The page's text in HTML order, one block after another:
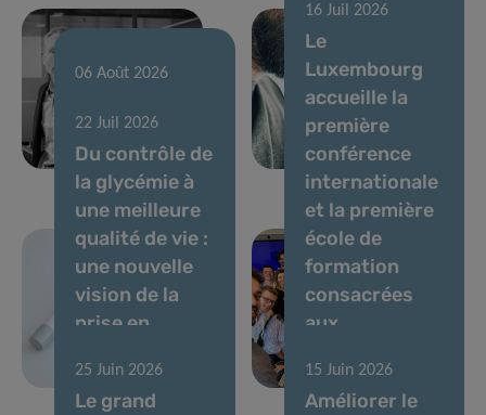
06 Août 2026
— Dominic
Allen
: des experts
établissent
des normes
pour les
biomarqueurs
vocaux
22 Juil 2026
Du contrôle de
la glycémie à
une meilleure
qualité de vie :
une nouvelle
vision de la
prise en
diabète
16 Juil 2026
Le
Luxembourg
accueille la
première
conférence
internationale
et la première
école de
formation
consacrées
aux
vocaux
25 Juin 2026
Le grand
15 Juin 2026
Améliorer le